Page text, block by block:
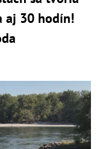
aj 30 hodín!